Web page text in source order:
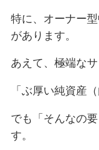
特に、オーナー
があります。
あえて、極端な
「ぶ厚い純資産
でも「そんなの
す。